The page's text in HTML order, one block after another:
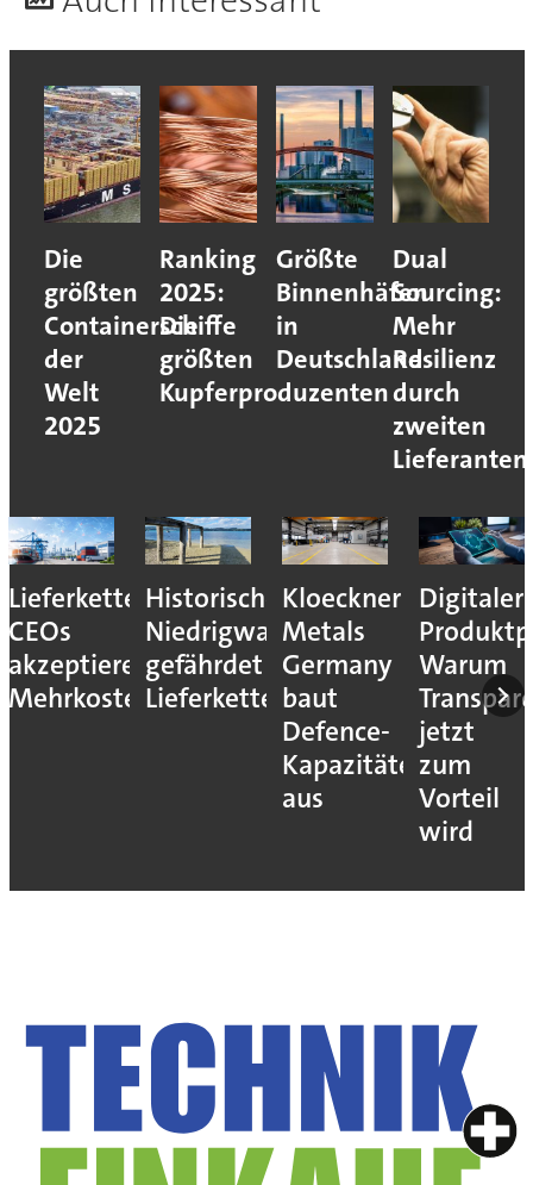
Die
größten
Containerschiffe
der
Welt
2025
Ranking
2025:
Die
größten
Kupferproduzenten
Größte
Binnenhäfen
in
Deutschland
Dual
Sourcing:
Mehr
Resilienz
durch
zweiten
Lieferanten
Lieferkettenresilienz:
CEOs
akzeptieren
Mehrkosten
Historisches
Niedrigwasser
gefährdet
Lieferketten
Kloeckner
Metals
Germany
baut
Defence-
Kapazitäten
aus
Digitaler
Warum
jetzt
zum
Vorteil
wird